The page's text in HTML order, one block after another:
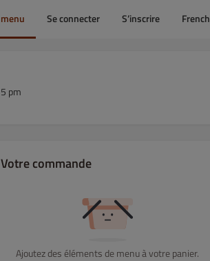
Se connecter S’inscrire French
pm
Votre commande
Ajoutez des éléments de menu à votre panier.